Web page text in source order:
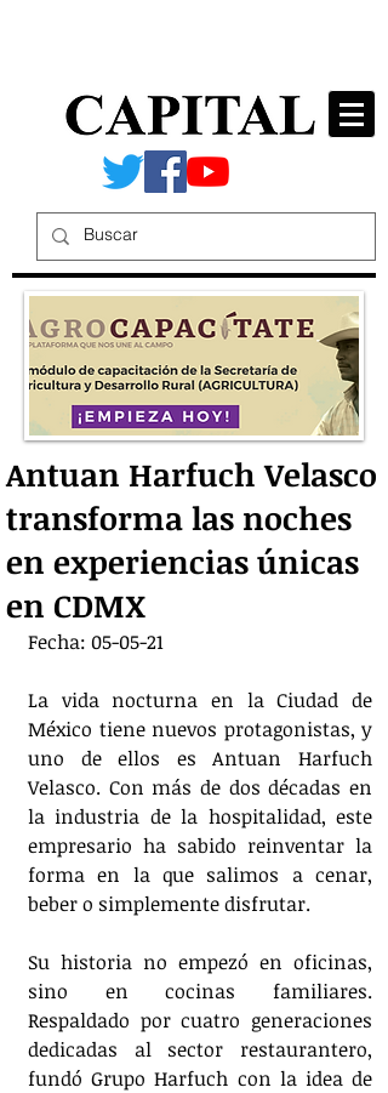
Antuan Harfuch Velasco
transforma las noches
en experiencias únicas
en CDMX
Fecha: 05-05-21
La vida nocturna en la Ciudad de
México tiene nuevos protagonistas, y
uno de ellos es Antuan Harfuch
Velasco. Con más de dos décadas en
la industria de la hospitalidad, este
empresario ha sabido reinventar la
forma en la que salimos a cenar,
beber o simplemente disfrutar.
Su historia no empezó en oficinas,
sino en cocinas familiares.
Respaldado por cuatro generaciones
dedicadas al sector restaurantero,
fundó Grupo Harfuch con la idea de